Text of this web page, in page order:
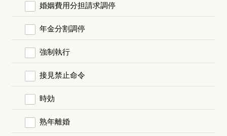
婚姻費用分担請求調停
年金分割調停
強制執行
接見禁止命令
時効
熟年離婚